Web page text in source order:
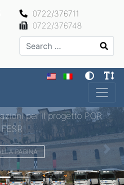
0722/376711
0722/376748
Search
per il progetto POR
FESR
PAGINA Next